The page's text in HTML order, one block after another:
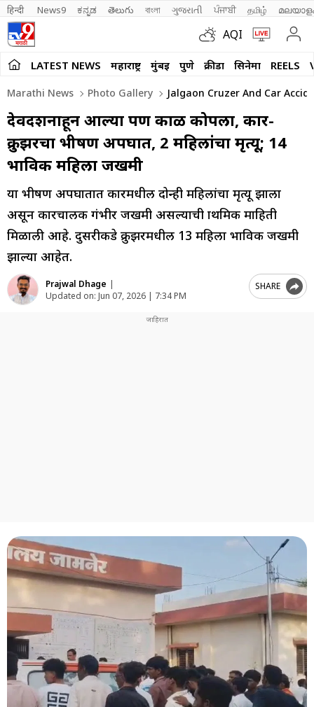
हिन्दी News9 ಕನ್ನಡ తెలుగు বাংলা ગુજરાતી ਪੰਜਾਬੀ தமிழ்
AQI
LATEST NEWS महाराष्ट्र मुंबई पुणे क्रीडा सिनेमा REELS
Marathi News Photo Gallery Jalgaon Cruzer And Car
देवदर्शनाहून आल्या पण काळ कोपला, कार-
क्रुझरचा भीषण अपघात, 2 महिलांचा मृत्यू; 14
भाविक महिला जखमी
या भीषण अपघातात कारमधील दोन्ही महिलांचा मृत्यू झाला
असून कारचालक गंभीर जखमी असल्याची प्राथमिक माहिती
मिळाली आहे. दुसरीकडे क्रुझरमधील 13 महिला भाविक जखमी
झाल्या आहेत.
Prajwal Dhage |
Updated on: Jun 07, 2026 | 7:34 PM
SHARE